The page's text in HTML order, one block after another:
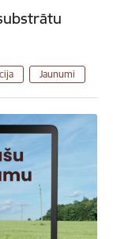
Jaunumi